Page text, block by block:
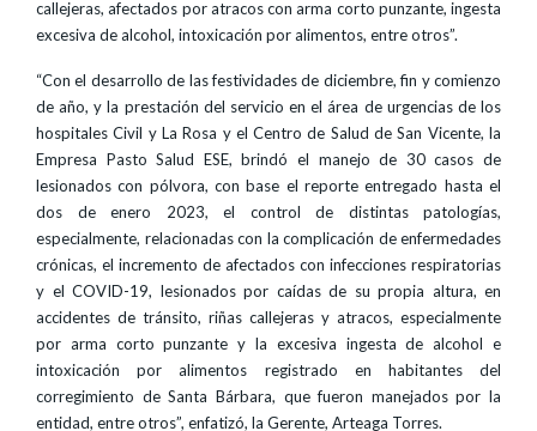
callejeras, afectados por atracos con arma corto punzante, ingesta
excesiva de alcohol, intoxicación por alimentos, entre otros”.
“Con el desarrollo de las festividades de diciembre, fin y comienzo
de año, y la prestación del servicio en el área de urgencias de los
hospitales Civil y La Rosa y el Centro de Salud de San Vicente, la
Empresa Pasto Salud ESE, brindó el manejo de 30 casos de
lesionados con pólvora, con base el reporte entregado hasta el
dos de enero 2023, el control de distintas patologías,
especialmente, relacionadas con la complicación de enfermedades
crónicas, el incremento de afectados con infecciones respiratorias
y el COVID-19, lesionados por caídas de su propia altura, en
accidentes de tránsito, riñas callejeras y atracos, especialmente
por arma corto punzante y la excesiva ingesta de alcohol e
intoxicación por alimentos registrado en habitantes del
corregimiento de Santa Bárbara, que fueron manejados por la
entidad, entre otros”, enfatizó, la Gerente, Arteaga Torres.